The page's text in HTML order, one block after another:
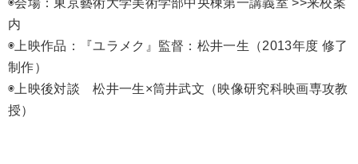
内
◉上映作品：『ユラメク』監督：松井一生（2013年度 修了
制作）
◉上映後対談 松井一生×筒井武文（映像研究科映画専攻教
授）